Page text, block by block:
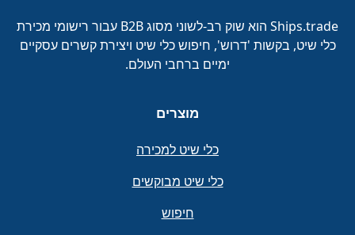
Ships.trade הוא שוק רב-לשוני מסוג B2B עבור רישומי מכירת
כלי שיט, בקשות 'דרוש', חיפוש כלי שיט ויצירת קשרים עסקיים
ימיים ברחבי העולם.
מוצרים
כלי שיט למכירה
כלי שיט מבוקשים
חיפוש